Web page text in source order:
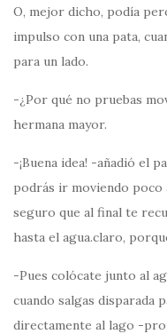
O, mejor dicho, podía
impulso con una pata,
para un lado.
-¿Por qué no pruebas
hermana mayor.
-¡Buena idea! -añadió el
podrás ir moviendo poco
seguro que al final te
hasta el agua.claro,
-Pues colócate junto al
cuando salgas disparada
directamente al lago -